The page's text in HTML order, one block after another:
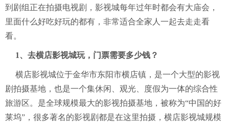
到剧组正在拍摄电视剧，影视城每年过年时都会有大庙会，
里面什么好吃好玩的都有，非常适合全家人一起去走走看
看。
1、去横店影视城玩，门票需要多少钱？
横店影视城位于金华市东阳市横店镇，是一个大型的影视
剧拍摄基地，也是一个集休闲、观光、度假为一体的综合性
旅游区。是全球规模最大的影视拍摄基地，被称为“中国的好
莱坞”，很多著名的影视剧都是在这里拍摄，横店影视城规模